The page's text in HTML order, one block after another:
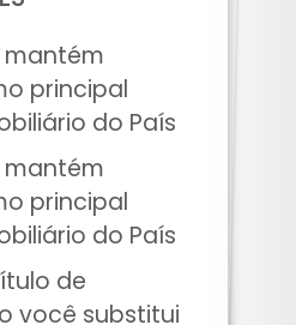
mantém
principal
do País
mantém
principal
do País
de
você substitui